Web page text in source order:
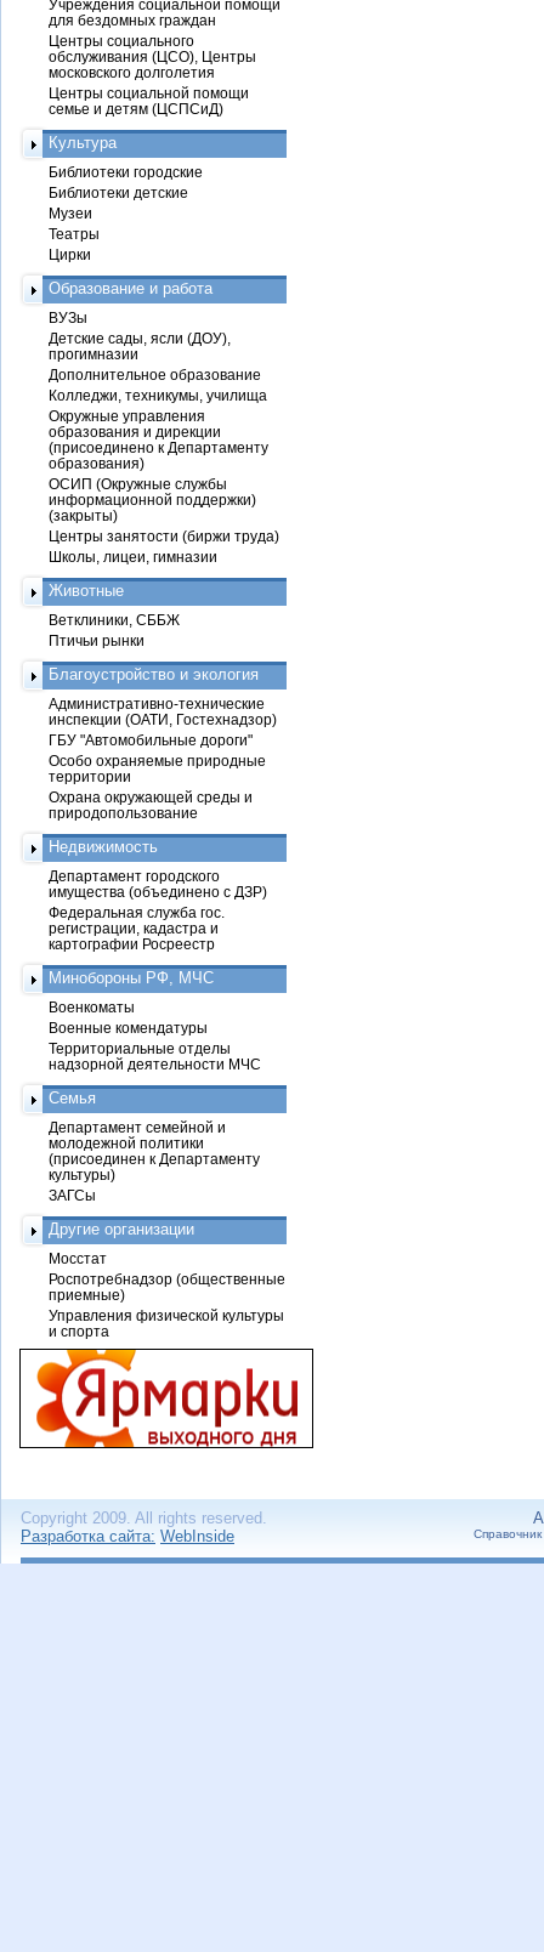
Учреждения социальной помощи
для бездомных граждан
Центры социального
обслуживания (ЦСО), Центры
московского долголетия
Центры социальной помощи
семье и детям (ЦСПСиД)
Культура
Библиотеки городские
Библиотеки детские
Музеи
Театры
Цирки
Образование и работа
ВУЗы
Детские сады, ясли (ДОУ),
прогимназии
Дополнительное образование
Колледжи, техникумы, училища
Окружные управления
образования и дирекции
(присоединено к Департаменту
образования)
ОСИП (Окружные службы
информационной поддержки)
(закрыты)
Центры занятости (биржи труда)
Школы, лицеи, гимназии
Животные
Ветклиники, СББЖ
Птичьи рынки
Благоустройство и экология
Административно-технические
инспекции (ОАТИ, Гостехнадзор)
ГБУ "Автомобильные дороги"
Особо охраняемые природные
территории
Охрана окружающей среды и
природопользование
Недвижимость
Департамент городского
имущества (объединено с ДЗР)
Федеральная служба гос.
регистрации, кадастра и
картографии Росреестр
Минобороны РФ, МЧС
Военкоматы
Военные комендатуры
Территориальные отделы
надзорной деятельности МЧС
Семья
Департамент семейной и
молодежной политики
(присоединен к Департаменту
культуры)
ЗАГСы
Другие организации
Мосстат
Роспотребнадзор (общественные
приемные)
Управления физической культуры
и спорта
Copyright 2009. All rights reserved.
Разработка сайта: WebInside